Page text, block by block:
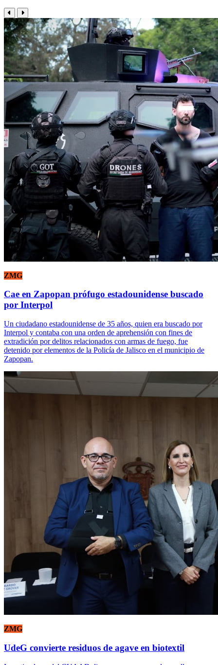
ZMG
Cae en Zapopan prófugo estadounidense buscado
por Interpol
Un ciudadano estadounidense de 35 años, quien era buscado por
Interpol y contaba con una orden de aprehensión con fines de
extradición por delitos relacionados con armas de fuego, fue
detenido por elementos de la Policía de Jalisco en el municipio de
Zapopan.
ZMG
UdeG convierte residuos de agave en biotextil